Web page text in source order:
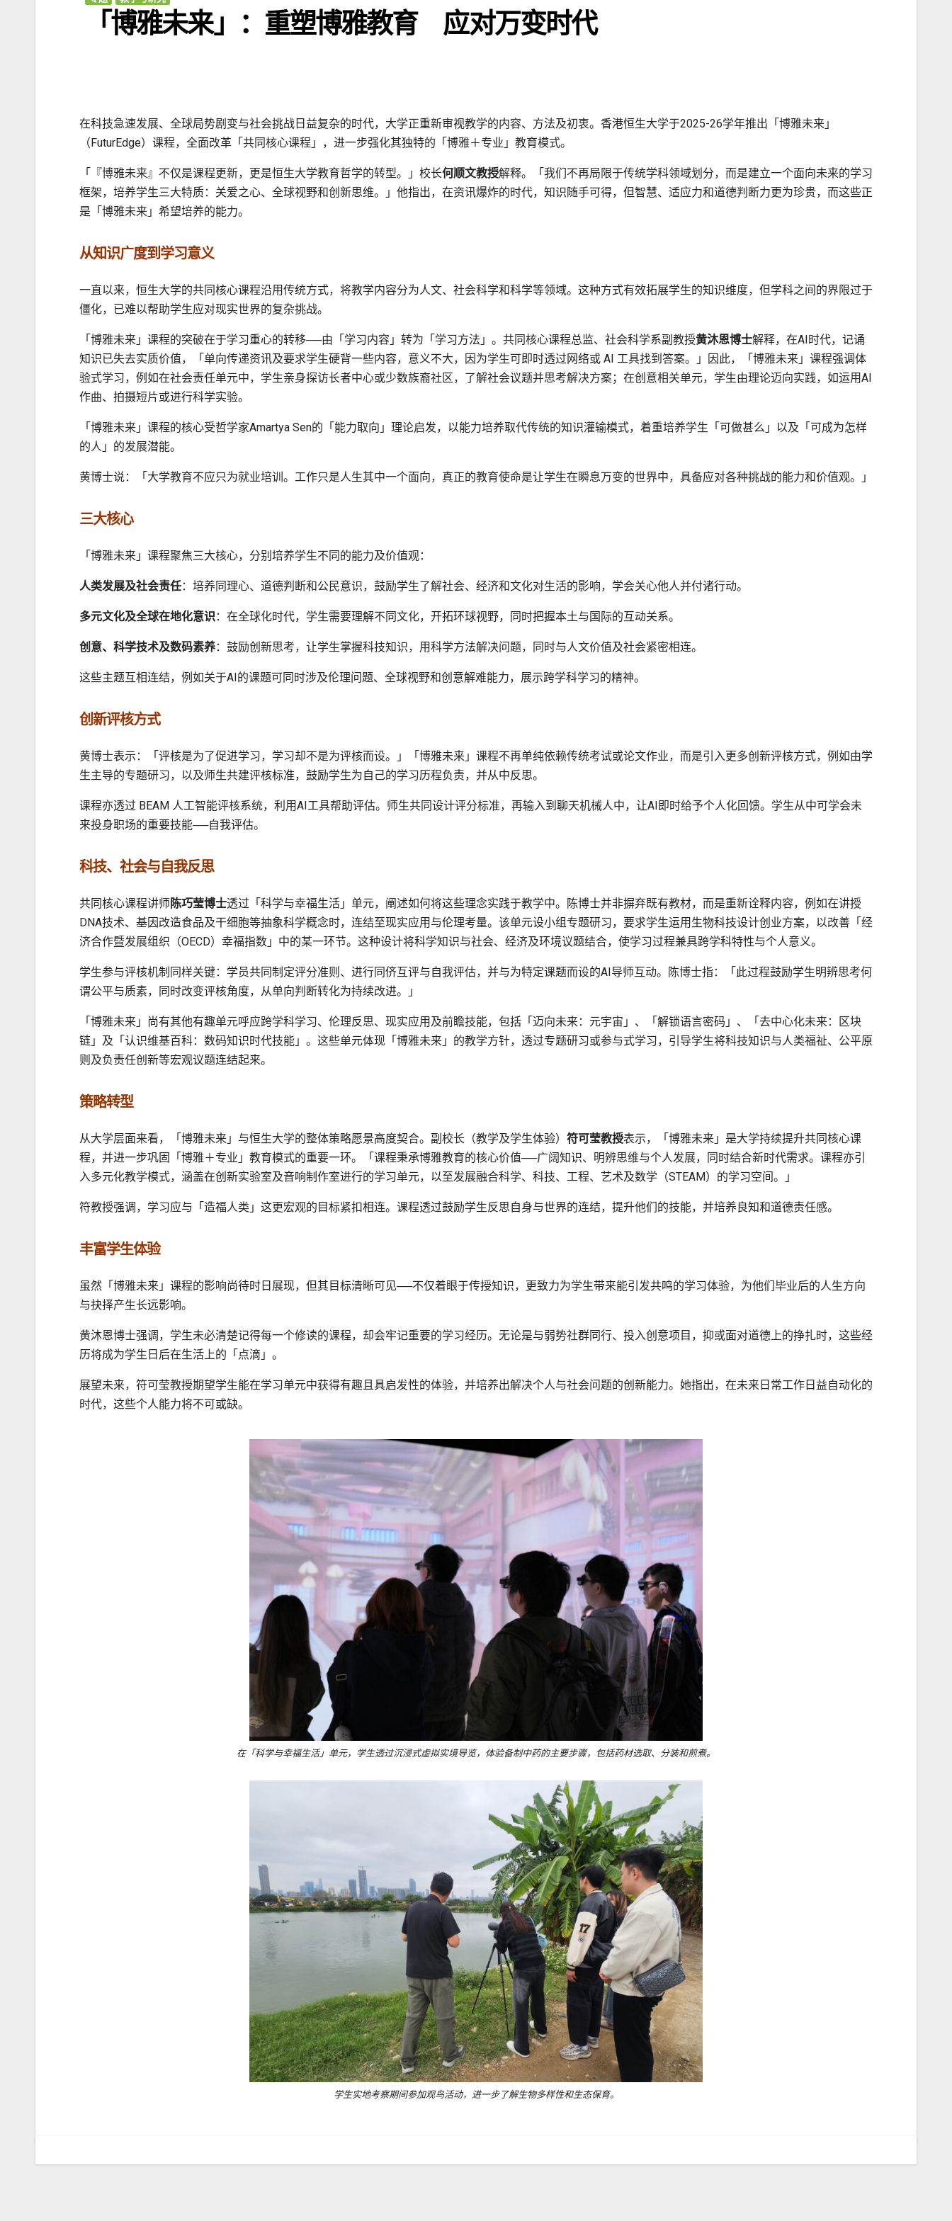
「博雅未来」：重塑博雅教育 应对万变时代
在科技急速发展、全球局势剧变与社会挑战日益复杂的时代，大学正重新审视教学的内容、方法及初衷。香港恒生大学于2025-26学年推出「博雅未来」
（FuturEdge）课程，全面改革「共同核心课程」，进一步强化其独特的「博雅＋专业」教育模式。
「『博雅未来』不仅是课程更新，更是恒生大学教育哲学的转型。」校长何顺文教授解释。「我们不再局限于传统学科领域划分，而是建立一个面向未来的学习
框架，培养学生三大特质：关爱之心、全球视野和创新思维。」他指出，在资讯爆炸的时代，知识随手可得，但智慧、适应力和道德判断力更为珍贵，而这些正
是「博雅未来」希望培养的能力。
从知识广度到学习意义
一直以来，恒生大学的共同核心课程沿用传统方式，将教学内容分为人文、社会科学和科学等领域。这种方式有效拓展学生的知识维度，但学科之间的界限过于
僵化，已难以帮助学生应对现实世界的复杂挑战。
「博雅未来」课程的突破在于学习重心的转移──由「学习内容」转为「学习方法」。共同核心课程总监、社会科学系副教授黄沐恩博士解释，在AI时代，记诵
知识已失去实质价值，「单向传递资讯及要求学生硬背一些内容，意义不大，因为学生可即时透过网络或 AI 工具找到答案。」因此，「博雅未来」课程强调体
验式学习，例如在社会责任单元中，学生亲身探访长者中心或少数族裔社区，了解社会议题并思考解决方案；在创意相关单元，学生由理论迈向实践，如运用AI
作曲、拍摄短片或进行科学实验。
「博雅未来」课程的核心受哲学家Amartya Sen的「能力取向」理论启发，以能力培养取代传统的知识灌输模式，着重培养学生「可做甚么」以及「可成为怎样
的人」的发展潜能。
黄博士说：「大学教育不应只为就业培训。工作只是人生其中一个面向，真正的教育使命是让学生在瞬息万变的世界中，具备应对各种挑战的能力和价值观。」
三大核心
「博雅未来」课程聚焦三大核心，分别培养学生不同的能力及价值观：
人类发展及社会责任：培养同理心、道德判断和公民意识，鼓励学生了解社会、经济和文化对生活的影响，学会关心他人并付诸行动。
多元文化及全球在地化意识：在全球化时代，学生需要理解不同文化，开拓环球视野，同时把握本土与国际的互动关系。
创意、科学技术及数码素养：鼓励创新思考，让学生掌握科技知识，用科学方法解决问题，同时与人文价值及社会紧密相连。
这些主题互相连结，例如关于AI的课题可同时涉及伦理问题、全球视野和创意解难能力，展示跨学科学习的精神。
创新评核方式
黄博士表示：「评核是为了促进学习，学习却不是为评核而设。」「博雅未来」课程不再单纯依赖传统考试或论文作业，而是引入更多创新评核方式，例如由学
生主导的专题研习，以及师生共建评核标准，鼓励学生为自己的学习历程负责，并从中反思。
课程亦透过 BEAM 人工智能评核系统，利用AI工具帮助评估。师生共同设计评分标准，再输入到聊天机械人中，让AI即时给予个人化回馈。学生从中可学会未
来投身职场的重要技能──自我评估。
科技、社会与自我反思
共同核心课程讲师陈巧莹博士透过「科学与幸福生活」单元，阐述如何将这些理念实践于教学中。陈博士并非摒弃既有教材，而是重新诠释内容，例如在讲授
DNA技术、基因改造食品及干细胞等抽象科学概念时，连结至现实应用与伦理考量。该单元设小组专题研习，要求学生运用生物科技设计创业方案，以改善「经
济合作暨发展组织（OECD）幸福指数」中的某一环节。这种设计将科学知识与社会、经济及环境议题结合，使学习过程兼具跨学科特性与个人意义。
学生参与评核机制同样关键：学员共同制定评分准则、进行同侪互评与自我评估，并与为特定课题而设的AI导师互动。陈博士指：「此过程鼓励学生明辨思考何
谓公平与质素，同时改变评核角度，从单向判断转化为持续改进。」
「博雅未来」尚有其他有趣单元呼应跨学科学习、伦理反思、现实应用及前瞻技能，包括「迈向未来：元宇宙」、「解锁语言密码」、「去中心化未来：区块
链」及「认识维基百科：数码知识时代技能」。这些单元体现「博雅未来」的教学方针，透过专题研习或参与式学习，引导学生将科技知识与人类福祉、公平原
则及负责任创新等宏观议题连结起来。
策略转型
从大学层面来看，「博雅未来」与恒生大学的整体策略愿景高度契合。副校长（教学及学生体验） 符可莹教授表示，「博雅未来」是大学持续提升共同核心课
程，并进一步巩固「博雅＋专业」教育模式的重要一环。「课程秉承博雅教育的核心价值──广阔知识、明辨思维与个人发展，同时结合新时代需求。课程亦引
入多元化教学模式，涵盖在创新实验室及音响制作室进行的学习单元，以至发展融合科学、科技、工程、艺术及数学（STEAM）的学习空间。」
符教授强调，学习应与「造福人类」这更宏观的目标紧扣相连。课程透过鼓励学生反思自身与世界的连结，提升他们的技能，并培养良知和道德责任感。
丰富学生体验
虽然「博雅未来」课程的影响尚待时日展现，但其目标清晰可见──不仅着眼于传授知识，更致力为学生带来能引发共鸣的学习体验，为他们毕业后的人生方向
与抉择产生长远影响。
黄沐恩博士强调，学生未必清楚记得每一个修读的课程，却会牢记重要的学习经历。无论是与弱势社群同行、投入创意项目，抑或面对道德上的挣扎时，这些经
历将成为学生日后在生活上的「点滴」。
展望未来，符可莹教授期望学生能在学习单元中获得有趣且具启发性的体验，并培养出解决个人与社会问题的创新能力。她指出，在未来日常工作日益自动化的
时代，这些个人能力将不可或缺。
在「科学与幸福生活」单元，学生透过沉浸式虚拟实境导览，体验备制中药的主要步骤，包括药材选取、分装和煎煮。
学生实地考察期间参加观鸟活动，进一步了解生物多样性和生态保育。